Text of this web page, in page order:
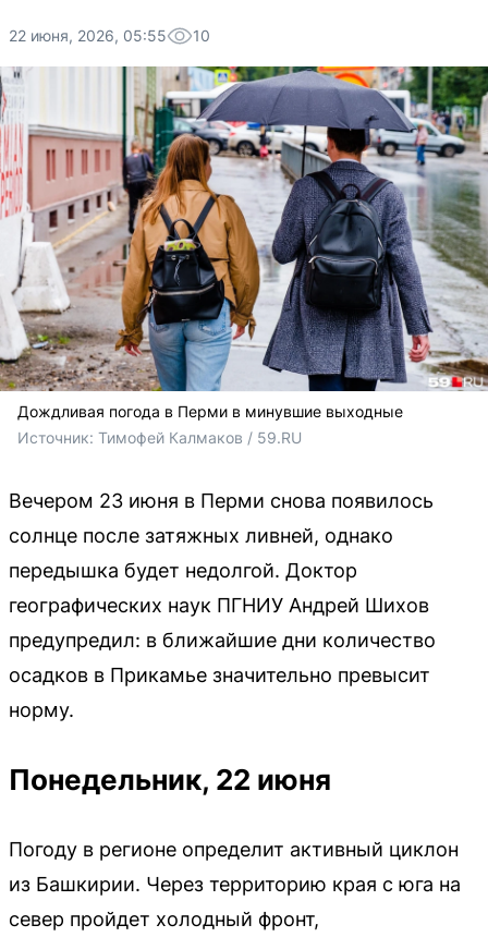
22 июня, 2026, 05:55 10
Дождливая погода в Перми в минувшие выходные
Источник: Тимофей Калмаков / 59.RU
Вечером 23 июня в Перми снова появилось
солнце после затяжных ливней, однако
передышка будет недолгой. Доктор
географических наук ПГНИУ Андрей Шихов
предупредил: в ближайшие дни количество
осадков в Прикамье значительно превысит
норму.
Понедельник, 22 июня
Погоду в регионе определит активный циклон
из Башкирии. Через территорию края с юга на
север пройдет холодный фронт,